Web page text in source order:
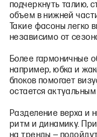
подчеркнуть талию,
объем в нижней
Такие фасоны легко
независимо от
Более гармоничные
например, юбка и
блоков помогает
остается
Разделение верха и
ритм и динамику. При
на тренды —